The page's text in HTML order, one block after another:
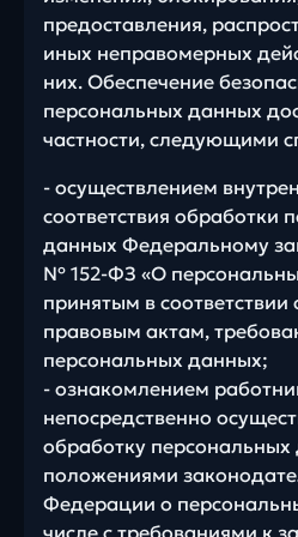
предоставления,
иных неправомерных
них. Обеспечение
персональных данных
частности, следующими
- осуществлением
соответствия обработки
данных Федеральному
№ 152-ФЗ «О
принятым в
правовым актам,
персональных данных;
- ознакомлением
непосредственно
обработку персональных
положениями
Федерации о
числе с требованиями к